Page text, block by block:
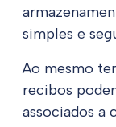
simples e
Ao mesmo
recibos
associados a